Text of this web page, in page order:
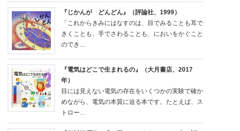
『じかんが どんどん』（評論社、1999）
「これからきみにはなすのは、目でみることも耳で
きくことも、手でさわることも、においをかぐこと
のでき…
『電気はどこで生まれるの』（大月書店、2017
年）
目には見えない電気の存在をいくつかの実験で確か
めながら、電気の本質に迫る本です。たとえば、ス
トロー…